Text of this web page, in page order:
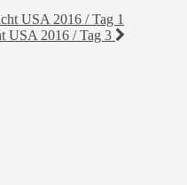
USA 2016 / Tag 1
USA 2016 / Tag 3